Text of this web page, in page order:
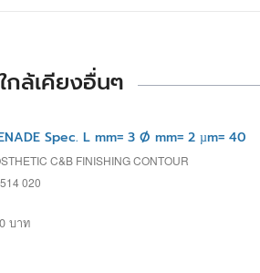
กล้เคียงอื่นๆ
Spec. L mm= 3 Ø mm= 2 µm= 40
C&B FINISHING CONTOUR
020
บาท